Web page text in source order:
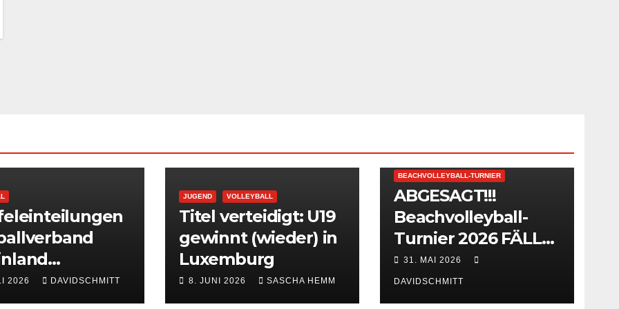
2026 DAVIDSCHMITT
JUGEND VOLLEYBALL
Titel verteidigt: U19
gewinnt (wieder) in
Luxemburg
8. JUNI 2026 SASCHA HEMM
BEACHVOLLEYBALL-TURNIER
ABGESAGT!!!
Beachvolleyball-
Turnier 2026 FÄLLT
AUS!
31. MAI 2026
DAVIDSCHMITT